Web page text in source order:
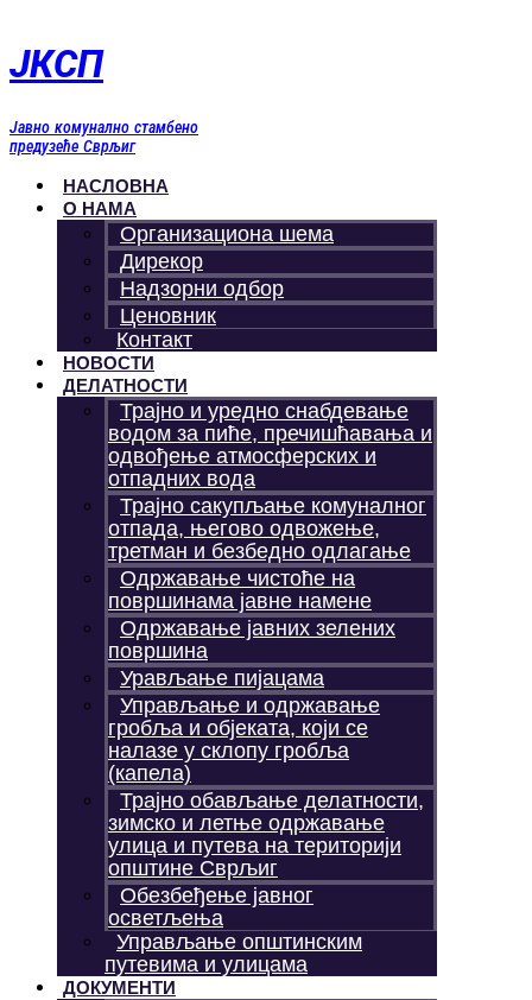
садржај
ЈКСП
Јавно комунално стамбено
предузеће Сврљиг
НАСЛОВНА
О НАМА
Организациона шема
Дирекор
Надзорни одбор
Ценовник
Контакт
НОВОСТИ
ДЕЛАТНОСТИ
Трајно и уредно снабдевање
водом за пиће, пречишћавања и
одвођење атмосферских и
отпадних вода
Трајно сакупљање комуналног
отпада, његово одвожење,
третман и безбедно одлагање
Одржавање чистоће на
површинама јавне намене
Одржавање јавних зелених
површина
Урављање пијацама
Управљање и одржавање
гробља и објеката, који се
налазе у склопу гробља
(капела)
Трајно обављање делатности,
зимско и летње одржавање
улица и путева на територији
општине Сврљиг
Обезбеђење јавног
осветљења
Управљање општинским
путевима и улицама
ДОКУМЕНТИ